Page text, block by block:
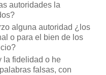
autoridades la
alguna autoridad ¿los
o para el bien de los
la fidelidad o he
falsas, con